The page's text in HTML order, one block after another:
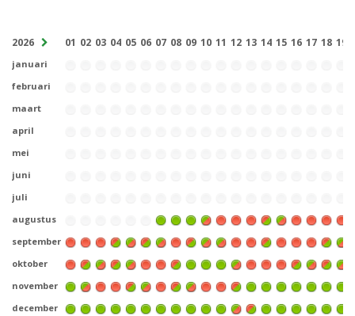
2026 01 02 03 04 05 06 07 08 09 10 11 12 13 14 15 16 17 18 19
januari
februari
maart
april
mei
juni
juli
augustus
september
oktober
november
december